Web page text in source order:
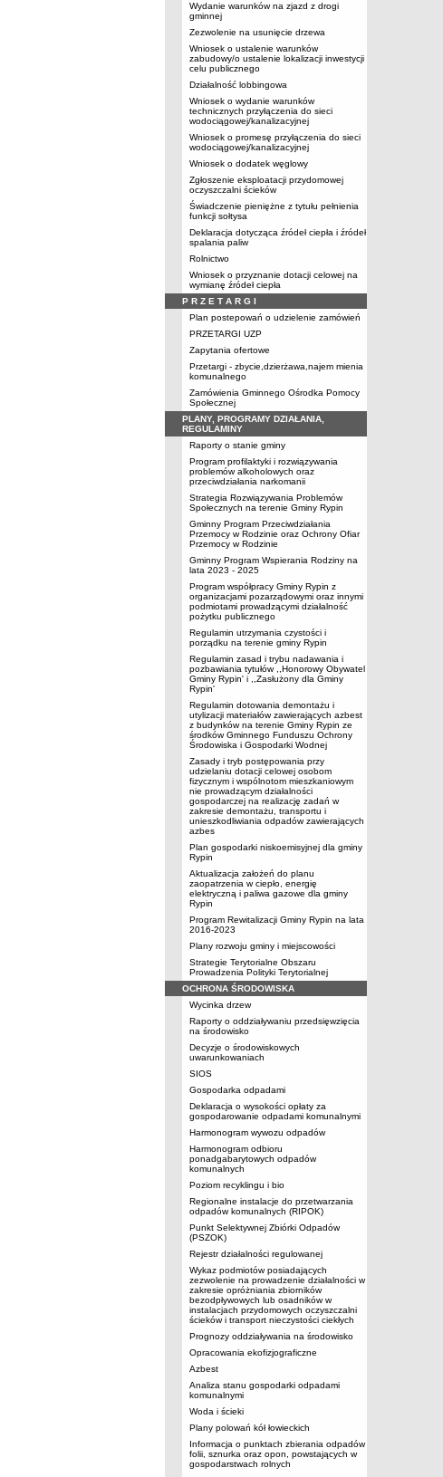
Wydanie warunków na zjazd z drogi
gminnej
Zezwolenie na usunięcie drzewa
Wniosek o ustalenie warunków
zabudowy/o ustalenie lokalizacji inwestycji
celu publicznego
Działalność lobbingowa
Wniosek o wydanie warunków
technicznych przyłączenia do sieci
wodociągowej/kanalizacyjnej
Wniosek o promesę przyłączenia do sieci
wodociągowej/kanalizacyjnej
Wniosek o dodatek węglowy
Zgłoszenie eksploatacji przydomowej
oczyszczalni ścieków
Świadczenie pieniężne z tytułu pełnienia
funkcji sołtysa
Deklaracja dotycząca źródeł ciepła i źródeł
spalania paliw
Rolnictwo
Wniosek o przyznanie dotacji celowej na
wymianę źródeł ciepła
P R Z E T A R G I
Plan postepowań o udzielenie zamówień
PRZETARGI UZP
Zapytania ofertowe
Przetargi - zbycie,dzierżawa,najem mienia
komunalnego
Zamówienia Gminnego Ośrodka Pomocy
Społecznej
PLANY, PROGRAMY DZIAŁANIA,
REGULAMINY
Raporty o stanie gminy
Program profilaktyki i rozwiązywania
problemów alkoholowych oraz
przeciwdziałania narkomanii
Strategia Rozwiązywania Problemów
Społecznych na terenie Gminy Rypin
Gminny Program Przeciwdziałania
Przemocy w Rodzinie oraz Ochrony Ofiar
Przemocy w Rodzinie
Gminny Program Wspierania Rodziny na
lata 2023 - 2025
Program współpracy Gminy Rypin z
organizacjami pozarządowymi oraz innymi
podmiotami prowadzącymi działalność
pożytku publicznego
Regulamin utrzymania czystości i
porządku na terenie gminy Rypin
Regulamin zasad i trybu nadawania i
pozbawiania tytułów ,,Honorowy Obywatel
Gminy Rypin' i ,,Zasłużony dla Gminy
Rypin'
Regulamin dotowania demontażu i
utylizacji materiałów zawierających azbest
z budynków na terenie Gminy Rypin ze
środków Gminnego Funduszu Ochrony
Środowiska i Gospodarki Wodnej
Zasady i tryb postępowania przy
udzielaniu dotacji celowej osobom
fizycznym i wspólnotom mieszkaniowym
nie prowadzącym działalności
gospodarczej na realizację zadań w
zakresie demontażu, transportu i
unieszkodliwiania odpadów zawierających
azbes
Plan gospodarki niskoemisyjnej dla gminy
Rypin
Aktualizacja założeń do planu
zaopatrzenia w ciepło, energię
elektryczną i paliwa gazowe dla gminy
Rypin
Program Rewitalizacji Gminy Rypin na lata
2016-2023
Plany rozwoju gminy i miejscowości
Strategie Terytorialne Obszaru
Prowadzenia Polityki Terytorialnej
OCHRONA ŚRODOWISKA
Wycinka drzew
Raporty o oddziaływaniu przedsięwzięcia
na środowisko
Decyzje o środowiskowych
uwarunkowaniach
SIOS
Gospodarka odpadami
Deklaracja o wysokości opłaty za
gospodarowanie odpadami komunalnymi
Harmonogram wywozu odpadów
Harmonogram odbioru
ponadgabarytowych odpadów
komunalnych
Poziom recyklingu i bio
Regionalne instalacje do przetwarzania
odpadów komunalnych (RIPOK)
Punkt Selektywnej Zbiórki Odpadów
(PSZOK)
Rejestr działalności regulowanej
Wykaz podmiotów posiadających
zezwolenie na prowadzenie działalności w
zakresie opróżniania zbiorników
bezodpływowych lub osadników w
instalacjach przydomowych oczyszczalni
ścieków i transport nieczystości ciekłych
Prognozy oddziaływania na środowisko
Opracowania ekofizjograficzne
Azbest
Analiza stanu gospodarki odpadami
komunalnymi
Woda i ścieki
Plany polowań kół łowieckich
Informacja o punktach zbierania odpadów
folii, sznurka oraz opon, powstających w
gospodarstwach rolnych